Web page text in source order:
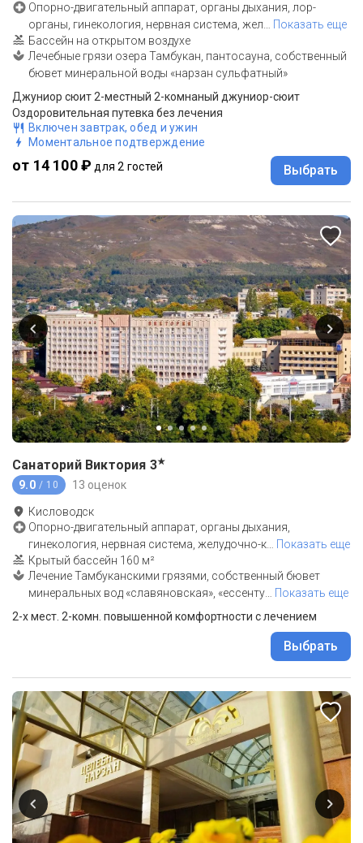
Опорно-двигательный аппарат, органы дыхания, лор-
органы, гинекология, нервная система, жел… Показать еще
Бассейн на открытом воздухе
Лечебные грязи озера Тамбукан, пантосауна, собственный
бювет минеральной воды «нарзан сульфатный»
Джуниор сюит 2-местный 2-комнаный джуниор-сюит
Оздоровительная путевка без лечения
Включен завтрак, обед и ужин
Моментальное подтверждение
от 14 100 ₽ для 2 гостей Выбрать
Санаторий Виктория 3★
9.0 / 10 13 оценок
Кисловодск
Опорно-двигательный аппарат, органы дыхания,
гинекология, нервная система, желудочно-к… Показать еще
Крытый бассейн 160 м²
Лечение Тамбуканскими грязями, собственный бювет
минеральных вод «славяновская», «ессенту… Показать еще
2-х мест. 2-комн. повышенной комфортности с лечением
Выбрать